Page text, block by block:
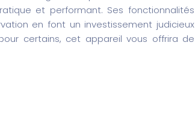
et performant. Ses fonctionnalités
en font un investissement judicieux
certains, cet appareil vous offrira de